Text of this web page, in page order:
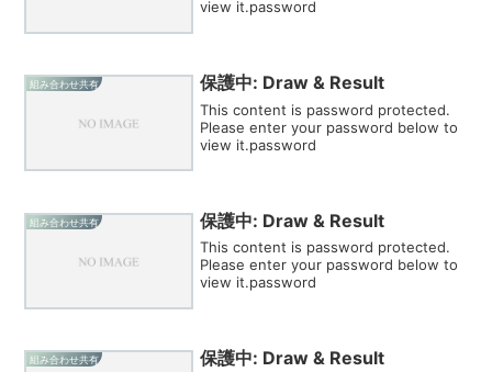
view it.password
組み合わせ共有 保護中: Draw & Result
This content is password protected.
Please enter your password below to
view it.password
組み合わせ共有 保護中: Draw & Result
This content is password protected.
Please enter your password below to
view it.password
組み合わせ共有 保護中: Draw & Result